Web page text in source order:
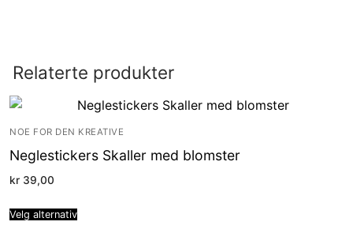
Relaterte produkter
NOE FOR DEN KREATIVE
Neglestickers Skaller med blomster
kr 39,00
Velg alternativ